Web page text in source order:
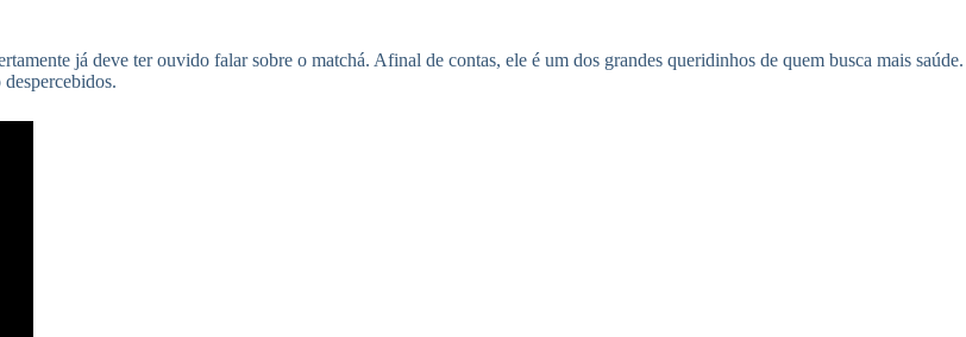
já deve ter ouvido falar sobre o matchá. Afinal de contas, ele é um dos grandes queridinhos de quem busca mais saúde.